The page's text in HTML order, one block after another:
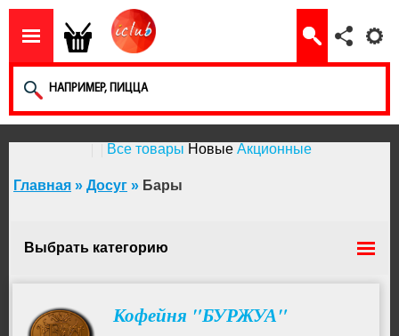
Все товары Новые Акционные
Главная » Досуг » Бары
Выбрать категорию
Кофейня "БУРЖУА"